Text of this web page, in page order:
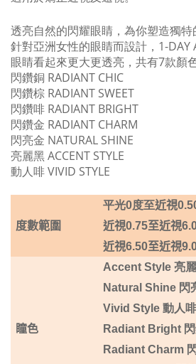
透亮自然的閃耀眼睛，為你塑造獨特
針對亞洲女性的眼睛而設計，1-DAY
眼睛看起來更大更透亮，共有7款顏
閃鑽銅 RADIANT CHIC
閃鑽棕 RADIANT SWEET
閃鑽啡 RADIANT BRIGHT
閃鑽金 RADIANT CHARM
閃亮金 NATURAL SHINE
亮麗黑 ACCENT STYLE
動人啡 VIVID STYLE
度數範圍
平光0度至近視
近視0.75至近視
近視6.50至近視9
瞳色
Accent Style 亮
Natural Shine 閃
Vivid Style 動人啡
Radiant Bright
Radiant Charm